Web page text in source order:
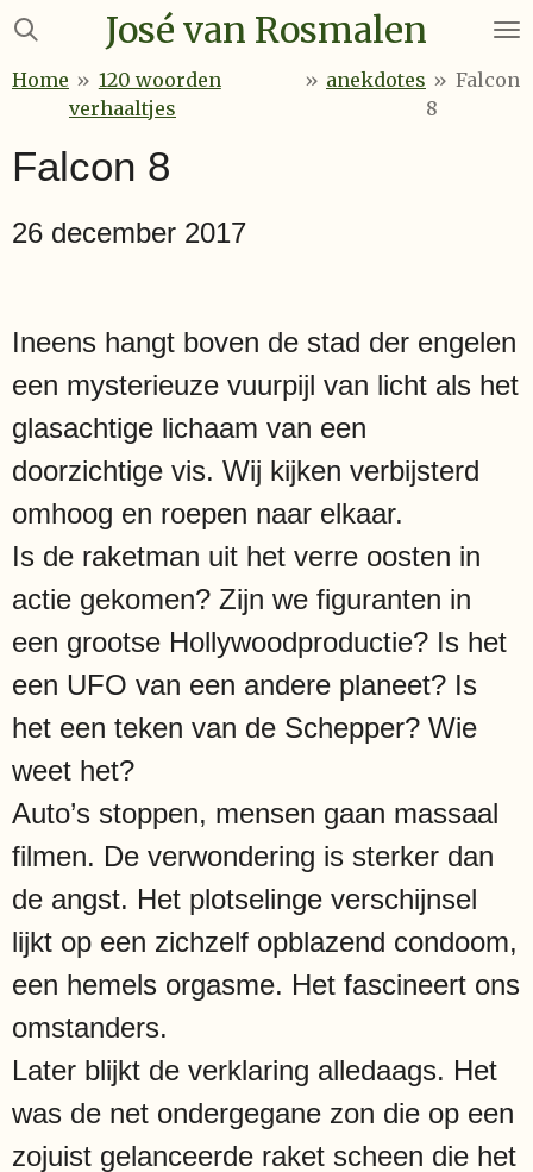
Ga
naar
José van Rosmalen
Home » 120 woorden
verhaaltjes
» anekdotes » Falcon
8
Falcon 8
26 december 2017
Ineens hangt boven de stad der engelen
een mysterieuze vuurpijl van licht als het
glasachtige lichaam van een
doorzichtige vis. Wij kijken verbijsterd
omhoog en roepen naar elkaar.
Is de raketman uit het verre oosten in
actie gekomen? Zijn we figuranten in
een grootse Hollywoodproductie? Is het
een UFO van een andere planeet? Is
het een teken van de Schepper? Wie
weet het?
Auto’s stoppen, mensen gaan massaal
filmen. De verwondering is sterker dan
de angst. Het plotselinge verschijnsel
lijkt op een zichzelf opblazend condoom,
een hemels orgasme. Het fascineert ons
omstanders.
Later blijkt de verklaring alledaags. Het
was de net ondergegane zon die op een
zojuist gelanceerde raket scheen die het